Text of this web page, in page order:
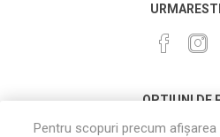
OPTIUNI DE
Pentru scopuri precum